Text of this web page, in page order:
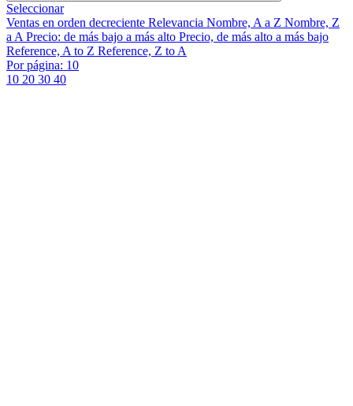
Seleccionar
Ventas en orden decreciente Relevancia Nombre, A a Z Nombre, Z
a A Precio: de más bajo a más alto Precio, de más alto a más bajo
Reference, A to Z Reference, Z to A
Por página: 10
10 20 30 40